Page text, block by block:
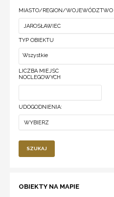
MIASTO/REGION/WOJEWÓDZTWO
TYP OBIEKTU
Wszystkie
LICZBA MIEJSC
NOCLEGOWYCH
UDOGODNIENIA:
WYBIERZ
SZUKAJ
OBIEKTY NA MAPIE